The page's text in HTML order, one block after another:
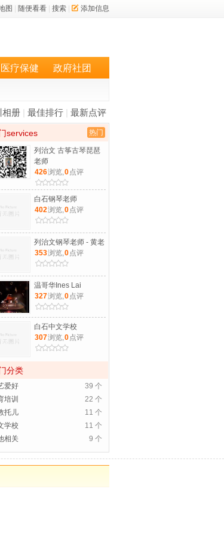
图 随便看看 搜索 添加信息
医疗保健 政府社团
相册 最佳排行 最新点评
热门
services
列治文 古筝古琴琵琶
老师
426浏览,0点评
白石钢琴老师
402浏览,0点评
列治文钢琴老师 - 黄老
353浏览,0点评
温哥华Ines Lai
327浏览,0点评
白石中文学校
307浏览, 0 点评
分类
39 个
爱好
22 个
培训
11 个
托儿
11 个
学校
9 个
相关